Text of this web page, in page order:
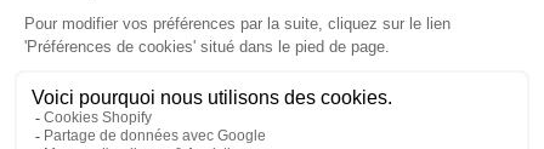
Suède (SEK kr)
Suisse (CHF CHF)
Svalbard et Jan Mayen (EUR €)
Tchéquie (CZK Kč)